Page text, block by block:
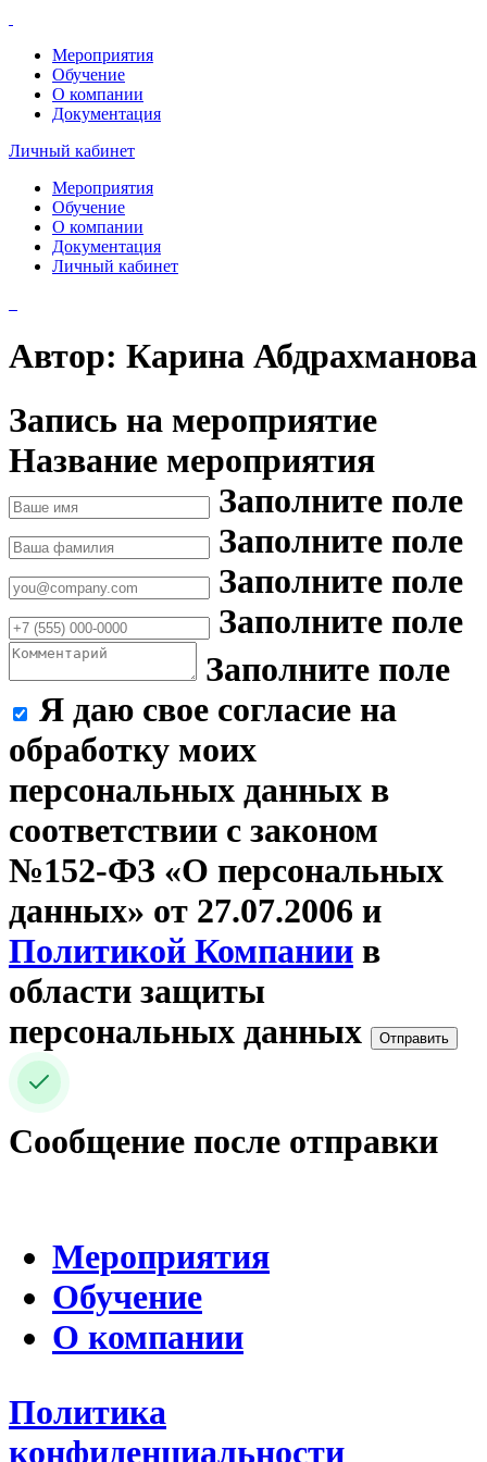
Мероприятия
Обучение
О компании
Документация
Личный кабинет
Мероприятия
Обучение
О компании
Документация
Личный кабинет
Автор: Карина Абдрахманова
Запись на мероприятие
Название мероприятия
Заполните поле
Заполните поле
Заполните поле
Заполните поле
Заполните поле
Я даю свое согласие на
обработку моих
персональных данных в
соответствии с законом
№152-ФЗ «О персональных
данных» от 27.07.2006 и
Политикой Компании в
области защиты
персональных данных
Отправить
Сообщение после отправки
Мероприятия
Обучение
О компании
Политика
конфиденциальности